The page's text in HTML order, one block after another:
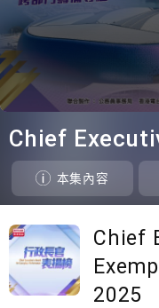
seconds
of
23
minutes,
37
seconds
本集內容
Chief
2025